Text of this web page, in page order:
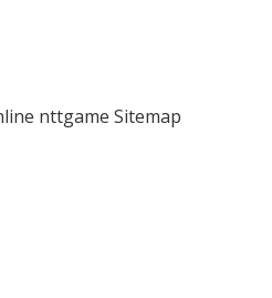
nttgame Sitemap